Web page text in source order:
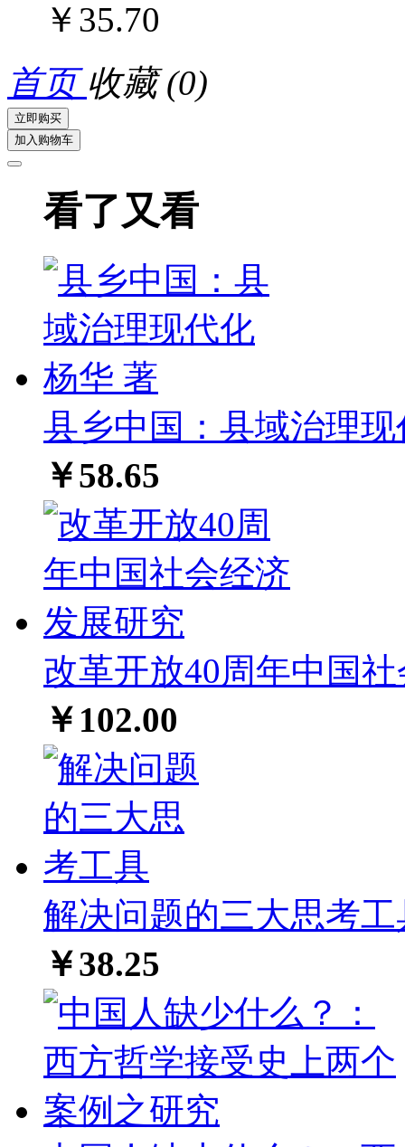
￥35.70
首页 收藏 (0)
立即购买
加入购物车
看了又看
县乡中国：县域治理
￥58.65
改革开放40周年中国
￥102.00
解决问题的三大思考工
￥38.25